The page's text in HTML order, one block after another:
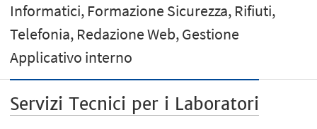
Informatici, Formazione Sicurezza, Rifiuti,
Telefonia, Redazione Web, Gestione
Applicativo interno
Servizi Tecnici per i Laboratori